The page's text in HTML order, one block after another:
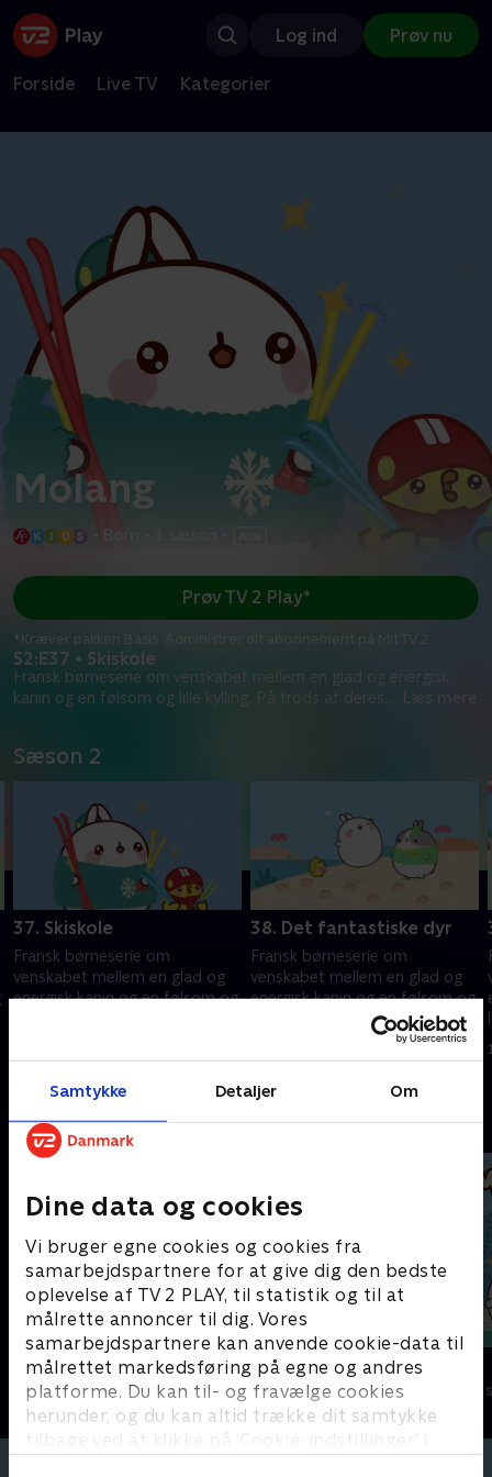
Samtykke Detaljer Om
Dine data og cookies
Vi bruger egne cookies og cookies fra
samarbejdspartnere for at give dig den bedste
oplevelse af TV 2 PLAY, til statistik og til at
målrette annoncer til dig. Vores
samarbejdspartnere kan anvende cookie-data til
målrettet markedsføring på egne og andres
platforme. Du kan til- og fravælge cookies
herunder, og du kan altid trække dit samtykke
tilbage ved at klikke på ’Cookie-indstillinger’ i
Log ind Prøv nu
Forside Live TV Kategorier
Molang
S2:E37 • Skiskole
Fransk børneserie om venskabet mellem en glad og energisk
kanin og en følsom og lille kylling. På trods af deres
Læs mere
Prøv TV 2 Play*
*Kræver pakken Basis. Administrer dit abonnement på Mit TV 2.
Sæson 2
37. Skiskole
Fransk børneserie om
venskabet mellem en glad og
energisk kanin og en følsom og
venner.
38. Det fantastiske dyr
Fransk børneserie om
venskabet mellem en glad og
energisk kanin og en følsom og
lille kylling. På trods af deres
mange forskelle er de bedste
venner.
Andre så også
Antiks
Børneserier • 2 sæsoner
Molang
Børneserier • 2